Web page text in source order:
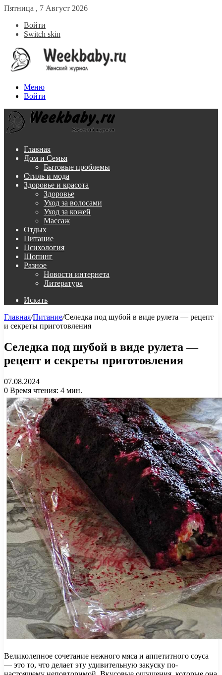
Пятница , 7 Август 2026
Войти
Switch skin
Меню
Войти
Главная
Дом и Семья
Бытовые проблемы
Стиль и мода
Здоровье и красота
Здоровье
Уход за волосами
Уход за кожей
Массаж
Отдых
Питание
Психология
Шопинг
Разное
Новости интернета
Литература
Искать
Главная/Питание/Селедка под шубой в виде рулета — рецепт
и секреты приготовления
Селедка под шубой в виде рулета —
рецепт и секреты приготовления
07.08.2024
0 Время чтения: 4 мин.
Великолепное сочетание нежного мяса и аппетитного соуса
— это то, что делает эту удивительную закуску по-